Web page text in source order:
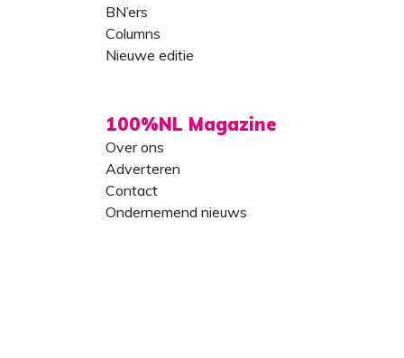
BN’ers
Columns
Nieuwe editie
100%NL Magazine
Over ons
Adverteren
Contact
Ondernemend nieuws